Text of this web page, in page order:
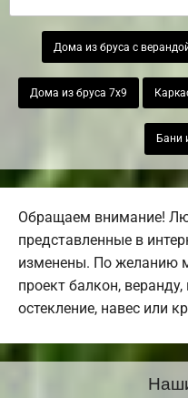
Дома из бруса с
Дома из бруса 7х9
Бани
Обращаем внимание!
представленные в
изменены. По желанию
проект балкон,
остекление, навес или